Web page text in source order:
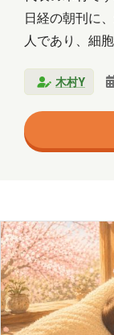
Microsoft
Microsoft
Microsoft
Microsoft
OneLake
PHP
Power BI
日経の朝刊に
人であり、細
面白い。 館長
うだ。蝶の幼
ムシは種によ
て、モンシロ
る。 そして幼
違った葉に産
どうやって正
木村Y